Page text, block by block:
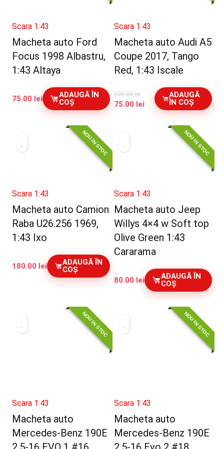
Scara 1:43
Macheta auto Ford
Focus 1998 Albastru,
1:43 Altaya
75.00 lei
ADAUGĂ ÎN
COȘ
Scara 1:43
Macheta auto Audi A5
Coupe 2017, Tango
Red, 1:43 Iscale
100.00lei
Prețul
100.00 lei.
75.00 lei Prețul
curent
75.00 lei.
ADAUGĂ
ÎN COȘ
NOU IN STOC
Scara 1:43
Macheta auto Camion
Raba U26.256 1969,
1:43 Ixo
180.00 lei
ADAUGĂ ÎN
COȘ
NOU IN STOC
Scara 1:43
Macheta auto Jeep
Willys 4×4 w Soft top
Olive Green 1:43
Cararama
80.00 lei
ADAUGĂ ÎN
COȘ
NOU IN STOC
Scara 1:43
Macheta auto
Mercedes-Benz 190E
NOU IN STOC
Scara 1:43
Macheta auto
Mercedes-Benz 190E